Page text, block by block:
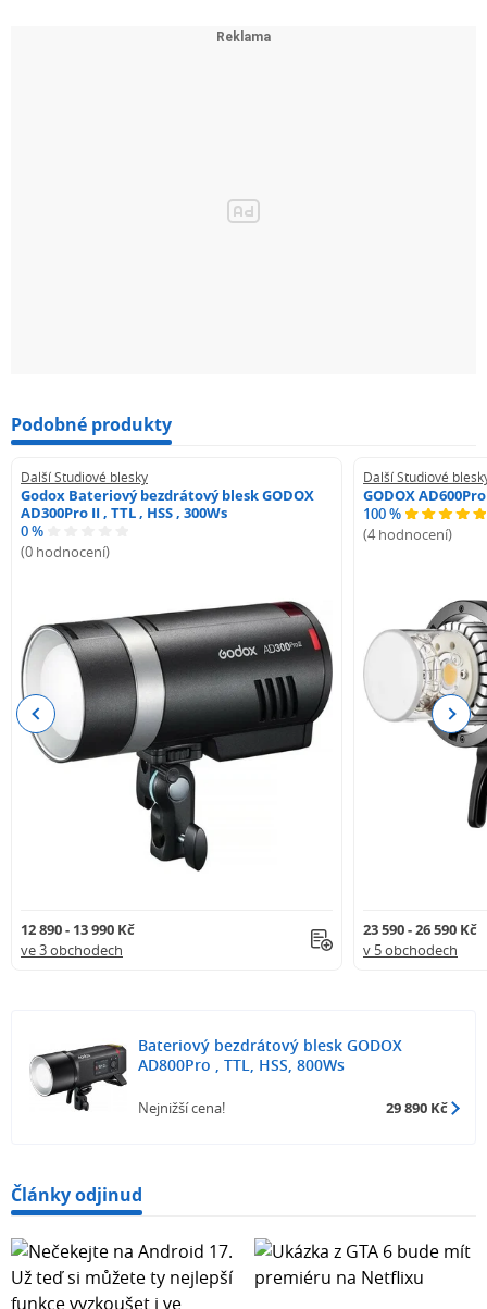
Podobné produkty
Další Studiové blesky
Godox Bateriový bezdrátový blesk GODOX
AD300Pro II , TTL , HSS , 300Ws
0 %
(0 hodnocení)
12 890 - 13 990 Kč
ve 3 obchodech
Další Studiové
GODOX AD600Pro
100 %
(4 hodnocení)
23 590 - 26 590 Kč
v 5 obchodech
Previous Next
Bateriový bezdrátový blesk GODOX
AD800Pro , TTL, HSS, 800Ws
Nejnižší cena! 29 890 Kč
Články odjinud